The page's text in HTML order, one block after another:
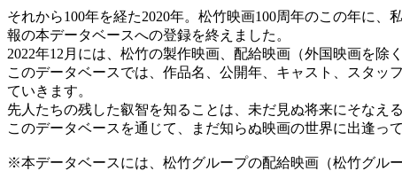
それから100年を経た2020年。松竹映画100周年のこの年に
報の本データベースへの登録を終えました。
2022年12月には、松竹の製作映画、配給映画（外国映画を除
このデータベースでは、作品名、公開年、キャスト、スタッ
ていきます。
先人たちの残した叡智を知ることは、未だ見ぬ将来にそなえる
このデータベースを通じて、まだ知らぬ映画の世界に出逢っ
※本データベースには、松竹グループの配給映画（松竹グル